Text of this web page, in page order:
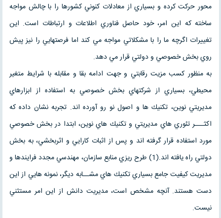
محور حركت كرده و بسياري از معادلات كنوني كشورها را با چالش مواجه
ساخته كه اين امر، خود حاصل فناوري اطلاعات و ارتباطات است. اين
تغييرات اگرچه ما را با مشكلاتي مواجه مي كند اما فرصتهايي را نيز پيش
روي بخش خصوصي و دولتي قرار مي دهد.
به منظور كسب مزيت رقابتي و جهت ادامه بقا و مقابله با شرايط متغير
محيطي، بسياري از شركتهاي بخش خصوصي به استفاده از ابزارهاي
مديريتي نوين، تكنيك ها و اصول نو رو آورده اند. تجربه نشان داده كه
اكثـــر تئوري هاي مديريتي و تكنيك هاي نوين، ابتدا در بخش خصوصي
مورد استفاده قرار گرفته اند و پس از اثبات كارايي و اثربخشي، به بخش
دولتي راه يافته اند.(1) طرح ريزي منابع سازمان، مهندسي مجدد فرايندها و
مديريت كيفيت جامع بسياري تكنيك هاي مشــابه ديگر، نمونه هايي از اين
دست هستند. آنچه مشخص است، مديريت دانش از اين امر مستثني
نيست.